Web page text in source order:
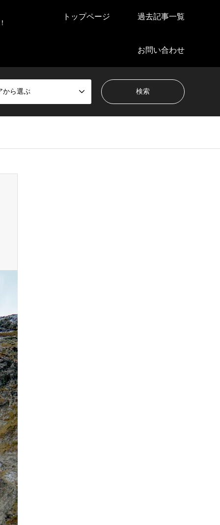
トップページ 過去記事一覧
お問い合わせ
から選ぶ